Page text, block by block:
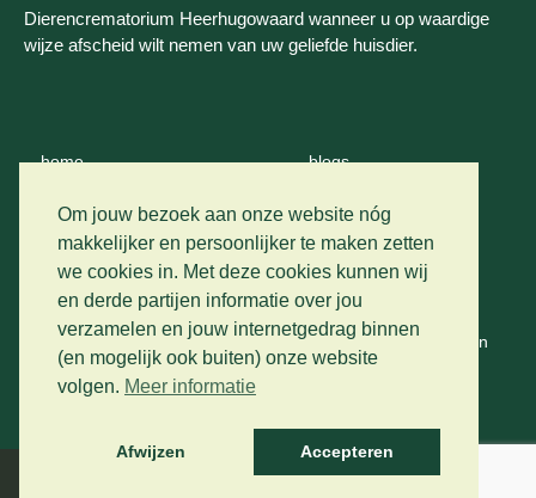
Om jouw bezoek aan onze website nóg
makkelijker en persoonlijker te maken zetten
we cookies in. Met deze cookies kunnen wij
en derde partijen informatie over jou
verzamelen en jouw internetgedrag binnen
(en mogelijk ook buiten) onze website
volgen. Meer informatie
Afwijzen Accepteren
Dierencrematorium Heerhugowaard wanneer u op waardige
wijze afscheid wilt nemen van uw geliefde huisdier.
home
wie zijn wij
vervoer
prijslijst
blogs
contact
privacy
algemene voorwaarden